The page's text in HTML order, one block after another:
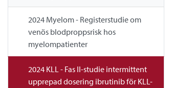
2024 Myelom - Registerstudie om
venös blodproppsrisk hos
myelompatienter
2024 KLL - Fas II-studie intermittent
upprepad dosering ibrutinib för KLL-